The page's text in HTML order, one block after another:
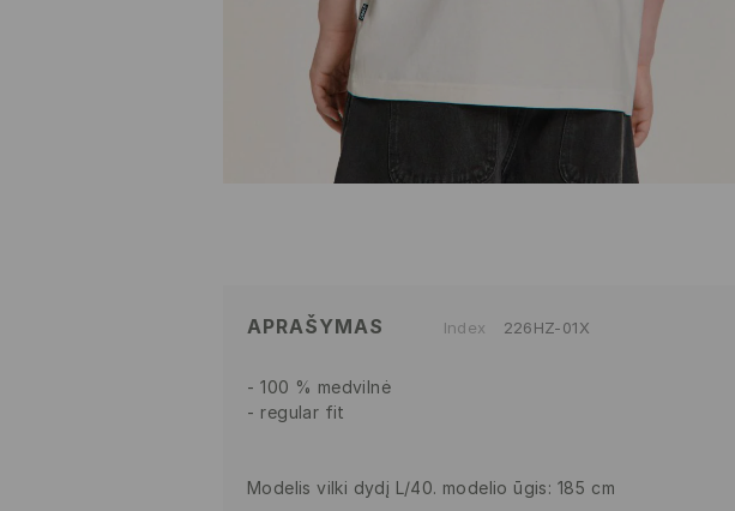
APRAŠYMAS
Index 226HZ-01X
100 % medvilnė
regular fit
Modelis vilki dydį L/40. modelio ūgis: 185 cm